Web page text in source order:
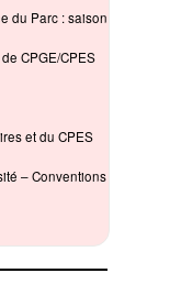
du Parc : saison
CPGE/CPES
et du CPES
– Conventions